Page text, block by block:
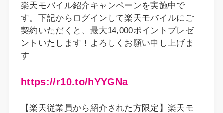
楽天モバイル紹介キャンペーンを実施中で
す。下記からログインして楽天モバイルにご
契約いただくと、最大14,000ポイントプレゼ
ントいたします！よろしくお願い申し上げま
す
https://r10.to/hYYGNa
【楽天従業員から紹介された方限定】楽天モ